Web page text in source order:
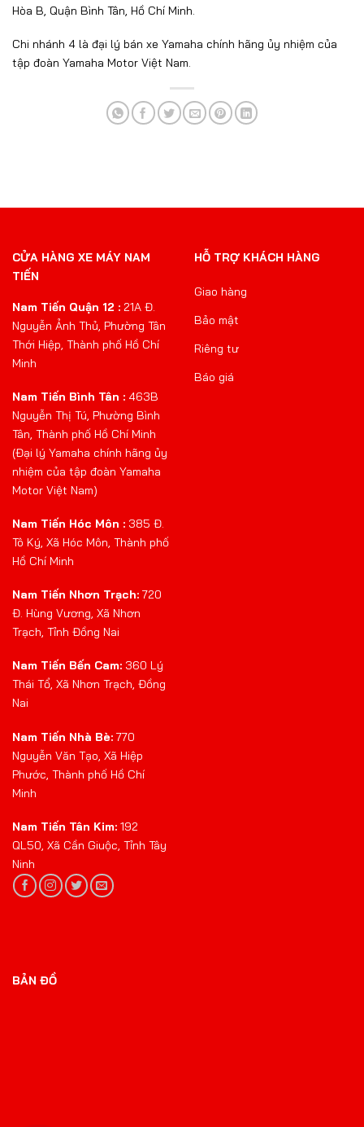
Hòa B, Quận Bình Tân, Hồ Chí Minh.
Chi nhánh 4 là đại lý bán xe Yamaha chính hãng ủy nhiệm của
tập đoàn Yamaha Motor Việt Nam.
CỬA HÀNG XE MÁY NAM
TIẾN
Nam Tiến Quận 12 : 21A Đ.
Nguyễn Ảnh Thủ, Phường Tân
Thới Hiệp, Thành phố Hồ Chí
Minh
Nam Tiến Bình Tân : 463B
Nguyễn Thị Tú, Phường Bình
Tân, Thành phố Hồ Chí Minh
(Đại lý Yamaha chính hãng ủy
nhiệm của tập đoàn Yamaha
Motor Việt Nam)
Nam Tiến Hóc Môn : 385 Đ.
Tô Ký, Xã Hóc Môn, Thành phố
Hồ Chí Minh
Nam Tiến Nhơn Trạch: 720
Đ. Hùng Vương, Xã Nhơn
Trạch, Tỉnh Đồng Nai
Nam Tiến Bến Cam: 360 Lý
Thái Tổ, Xã Nhơn Trạch, Đồng
Nai
Nam Tiến Nhà Bè: 770
Nguyễn Văn Tạo, Xã Hiệp
Phước, Thành phố Hồ Chí
Minh
Nam Tiến Tân Kim: 192
QL50, Xã Cần Giuộc, Tỉnh Tây
Ninh
HỖ TRỢ KHÁCH HÀNG
Giao hàng
Bảo mật
Riêng tư
Báo giá
BẢN ĐỒ